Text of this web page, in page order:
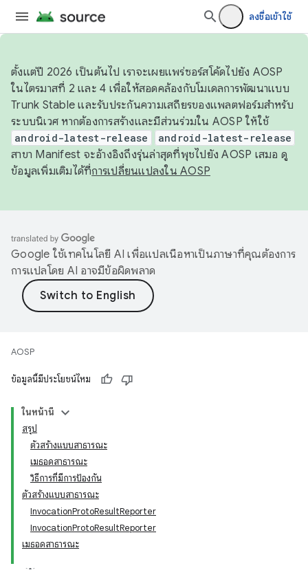
ลงชื่อเข้าใช้
ตั้งแต่ปี 2026 เป็นต้นไป เราจะเผยแพร่ซอร์สโค้ดไปยัง AOSP
ในไตรมาสที่ 2 และ 4 เพื่อให้สอดคล้องกับโมเดลการพัฒนาแบบ
Trunk Stable และรับประกันความเสถียรของแพลตฟอร์มสำหรับ
ระบบนิเวศ หากต้องการสร้างและมีส่วนร่วมใน AOSP ให้ใช้
android-latest-release android-latest-release
สาขา Manifest จะอ้างอิงถึงรุ่นล่าสุดที่พุชไปยัง AOSP เสมอ ดู
ข้อมูลเพิ่มเติมได้ที่การเปลี่ยนแปลงใน AOSP
Google ใช้เทคโนโลยี AI เพื่อแปลเนื้อหาเป็นภาษาที่คุณต้องการ
การแปลโดย AI อาจมีข้อผิดพลาด
AOSP
ข้อมูลนี้มีประโยชน์ไหม
ในหน้านี้
สรุป
ตัวสร้างแบบสาธารณะ
เมธอดสาธารณะ
วิธีการที่มีการป้องกัน
ตัวสร้างแบบสาธารณะ
InvocationProtoResultReporter
InvocationProtoResultReporter
เมธอดสาธารณะ